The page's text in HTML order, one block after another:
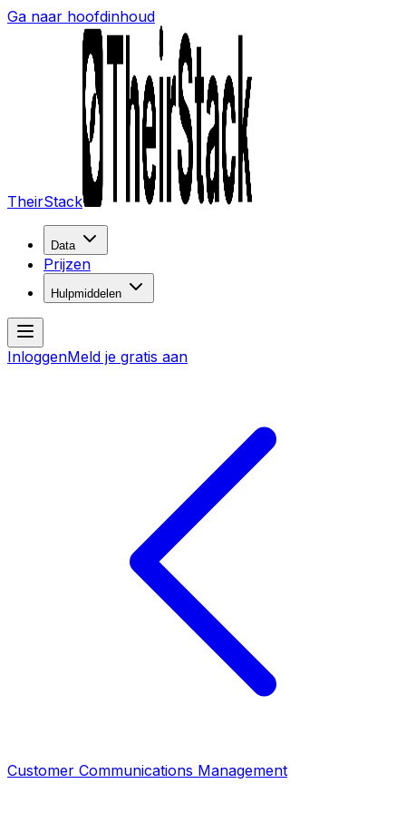
Ga naar hoofdinhoud
TheirStack
Data
Prijzen
Hulpmiddelen
InloggenMeld je gratis aan
Customer Communications Management